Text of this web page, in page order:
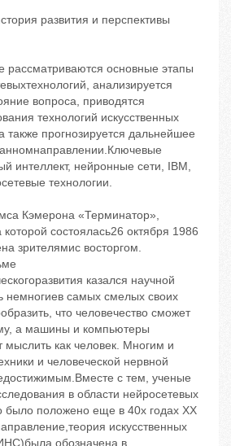
развития и перспективы
рассматриваются основные этапы
анализируется
вопроса, приводятся
технологий искусственных
также прогнозируется дальнейшее
интеллект, нейронные сети, IBM,
технологии.
Кэмерона «Терминатор»,
состоялась26 октября 1986
зрителямис восторгом.
казался научной
немногиев самых смелых своих
что человечество сможет
а машины и компьютеры
мыслить как человек. Многим и
и человеческой нервной
с тем, ученые
в области нейросетевых
было положено еще в 40х годах XX
искусственных
обозначена в